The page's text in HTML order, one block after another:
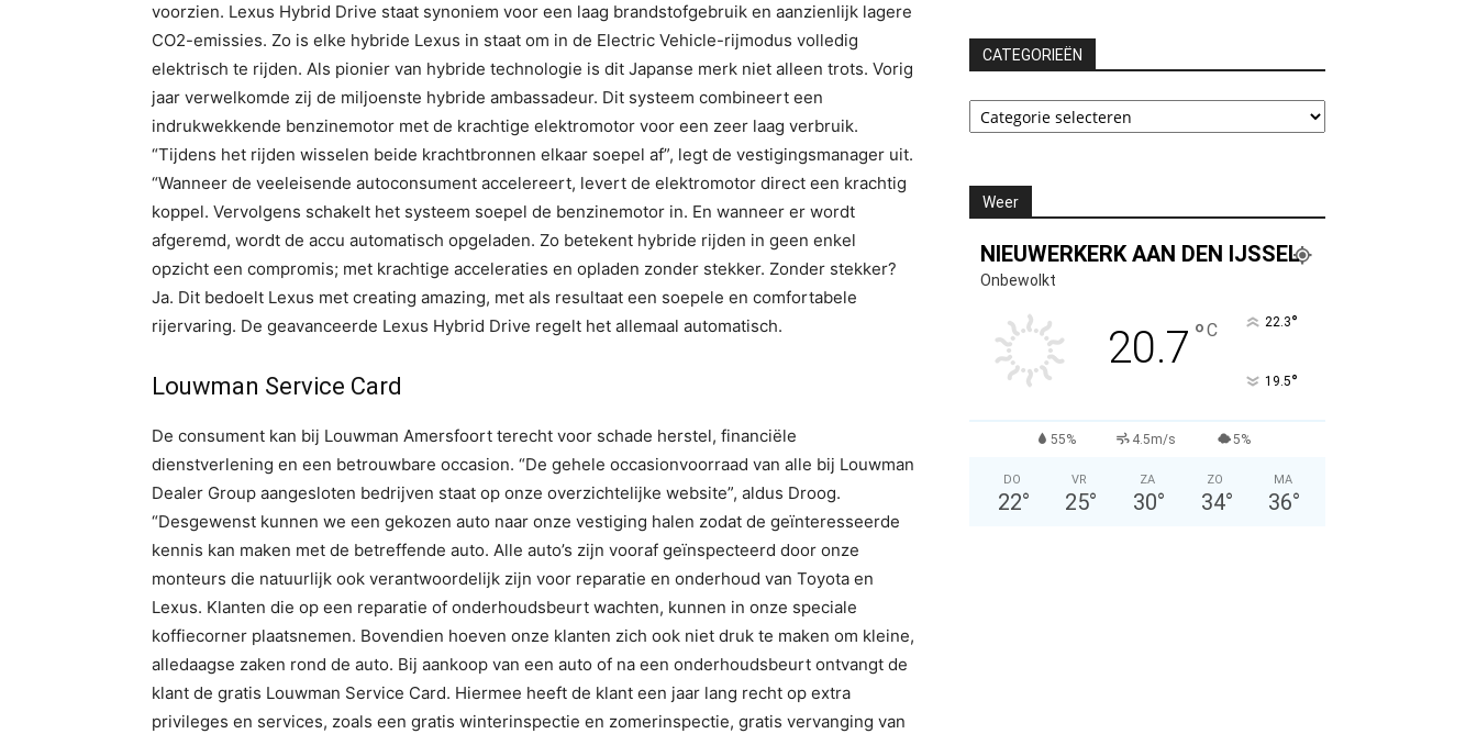
voorzien. Lexus Hybrid Drive staat synoniem voor een laag brandstofgebruik en aanzienlijk lagere
CO2-emissies. Zo is elke hybride Lexus in staat om in de Electric Vehicle-rijmodus volledig
elektrisch te rijden. Als pionier van hybride technologie is dit Japanse merk niet alleen trots. Vorig
jaar verwelkomde zij de miljoenste hybride ambassadeur. Dit systeem combineert een
indrukwekkende benzinemotor met de krachtige elektromotor voor een zeer laag verbruik.
“Tijdens het rijden wisselen beide krachtbronnen elkaar soepel af”, legt de vestigingsmanager uit.
“Wanneer de veeleisende autoconsument accelereert, levert de elektromotor direct een krachtig
koppel. Vervolgens schakelt het systeem soepel de benzinemotor in. En wanneer er wordt
afgeremd, wordt de accu automatisch opgeladen. Zo betekent hybride rijden in geen enkel
opzicht een compromis; met krachtige acceleraties en opladen zonder stekker. Zonder stekker?
Ja. Dit bedoelt Lexus met creating amazing, met als resultaat een soepele en comfortabele
rijervaring. De geavanceerde Lexus Hybrid Drive regelt het allemaal automatisch.
Louwman Service Card
De consument kan bij Louwman Amersfoort terecht voor schade herstel, financiële
dienstverlening en een betrouwbare occasion. “De gehele occasionvoorraad van alle bij Louwman
Dealer Group aangesloten bedrijven staat op onze overzichtelijke website”, aldus Droog.
“Desgewenst kunnen we een gekozen auto naar onze vestiging halen zodat de geïnteresseerde
kennis kan maken met de betreffende auto. Alle auto’s zijn vooraf geïnspecteerd door onze
monteurs die natuurlijk ook verantwoordelijk zijn voor reparatie en onderhoud van Toyota en
Lexus. Klanten die op een reparatie of onderhoudsbeurt wachten, kunnen in onze speciale
koffiecorner plaatsnemen. Bovendien hoeven onze klanten zich ook niet druk te maken om kleine,
alledaagse zaken rond de auto. Bij aankoop van een auto of na een onderhoudsbeurt ontvangt de
klant de gratis Louwman Service Card. Hiermee heeft de klant een jaar lang recht op extra
privileges en services, zoals een gratis winterinspectie en zomerinspectie, gratis vervanging van
CATEGORIEËN
CATEGORIEËN
Weer
NIEUWERKERK AAN DEN IJSSEL
Onbewolkt
20.7 °C 22.3°
19.5°
55% 4.5m/s 5%
DO
22°
VR
25°
ZA
30°
ZO
34°
MA
36°